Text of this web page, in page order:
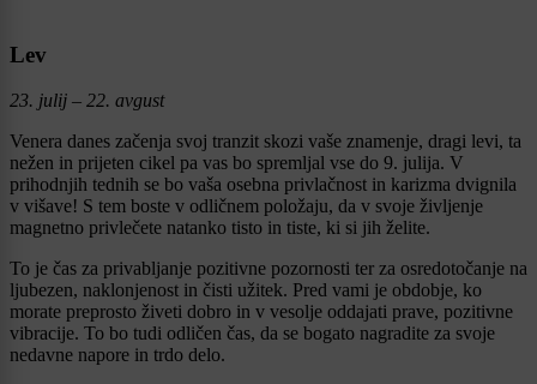
Lev
23. julij – 22. avgust
Venera danes začenja svoj tranzit skozi vaše znamenje, dragi levi, ta
nežen in prijeten cikel pa vas bo spremljal vse do 9. julija. V
prihodnjih tednih se bo vaša osebna privlačnost in karizma dvignila
v višave! S tem boste v odličnem položaju, da v svoje življenje
magnetno privlečete natanko tisto in tiste, ki si jih želite.
To je čas za privabljanje pozitivne pozornosti ter za osredotočanje na
ljubezen, naklonjenost in čisti užitek. Pred vami je obdobje, ko
morate preprosto živeti dobro in v vesolje oddajati prave, pozitivne
vibracije. To bo tudi odličen čas, da se bogato nagradite za svoje
nedavne napore in trdo delo.